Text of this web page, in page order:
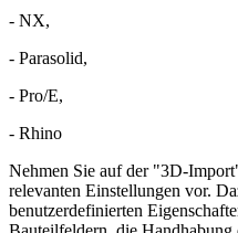
- NX,
- Parasolid,
- Pro/E,
- Rhino
Nehmen Sie auf der "3D-
relevanten Einstellungen vor.
benutzerdefinierten